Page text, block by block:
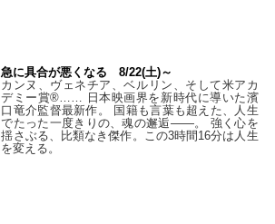
急に具合が悪くなる 8/22(土)～
カンヌ、ヴェネチア、ベルリン、そして米アカ
デミー賞®…… 日本映画界を新時代に導いた濱
口竜介監督最新作。 国籍も言葉も超えた、人生
でたった一度きりの、魂の邂逅――。 強く心を
揺さぶる、比類なき傑作。この3時間16分は人生
を変える。